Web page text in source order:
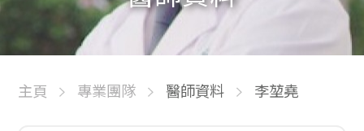
主頁 專業團隊 醫師資料 李堃堯